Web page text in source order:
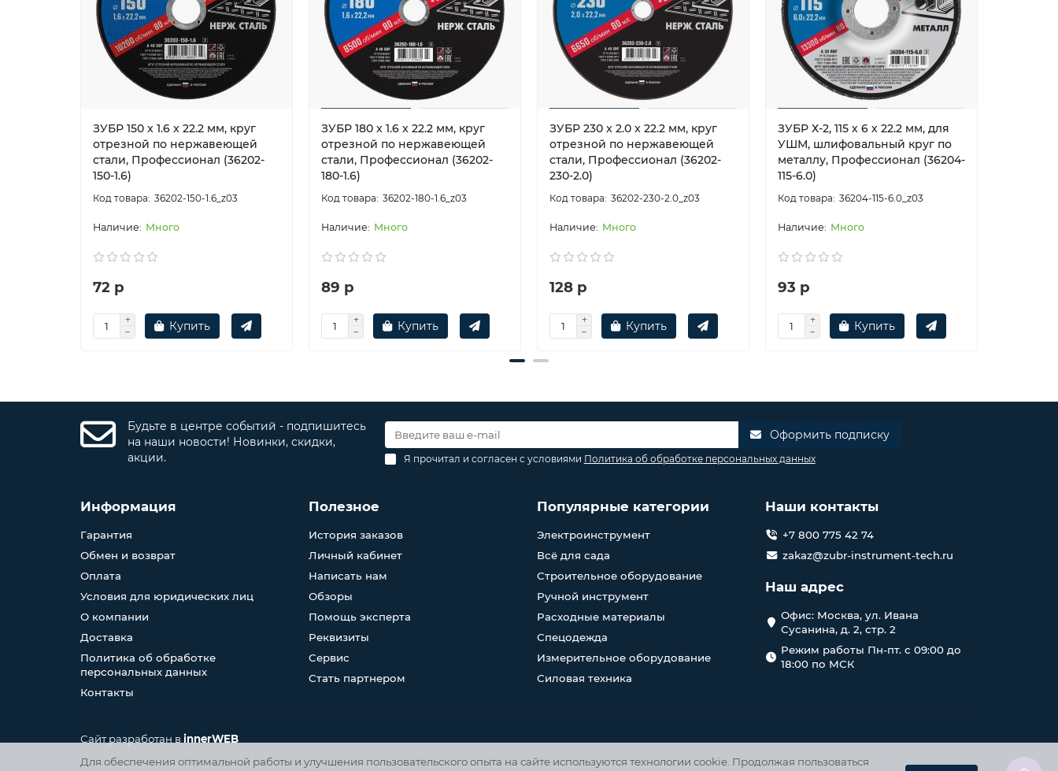
ЗУБР 150 x 1.6 x 22.2 мм, круг
отрезной по нержавеющей
стали, Профессионал (36202-
150-1.6)
36202-150-1.6_z03
Много
72 р
Купить
ЗУБР 180 x 1.6 x 22.2 мм, круг
отрезной по нержавеющей
стали, Профессионал (36202-
180-1.6)
36202-180-1.6_z03
Много
89 р
Купить
ЗУБР 230 x 2.0 x 22.2 мм, круг
отрезной по нержавеющей
стали, Профессионал (36202-
230-2.0)
36202-230-2.0_z03
Много
128 р
Купить
ЗУБР Х-2, 115 х 6 х 22.2 мм, для
УШМ, шлифовальный круг по
металлу, Профессионал (36204-
115-6.0)
36204-115-6.0_z03
Много
93 р
Купить
Для обеспечения оптимальной работы и улучшения пользовательского опыта на сайте используются технологии cookie. Продолжая пользоваться
Будьте в центре событий - подпишитесь
на наши новости! Новинки, скидки,
акции.
Оформить подписку
Я прочитал и согласен с условиями Политика об обработке персональных данных
Информация
Гарантия
Обмен и возврат
Оплата
Условия для юридических лиц
О компании
Доставка
Политика об обработке
персональных данных
Контакты
Полезное
История заказов
Личный кабинет
Написать нам
Обзоры
Помощь эксперта
Реквизиты
Сервис
Стать партнером
Популярные категории
Электроинструмент
Всё для сада
Строительное оборудование
Ручной инструмент
Расходные материалы
Спецодежда
Измерительное оборудование
Силовая техника
Наши контакты
+7 800 775 42 74
zakaz@zubr-instrument-tech.ru
Наш адрес
Офис: Москва, ул. Ивана
Сусанина, д. 2, стр. 2
Режим работы Пн-пт. с 09:00 до
18:00 по МСК
Сайт разработан вinnerWEB